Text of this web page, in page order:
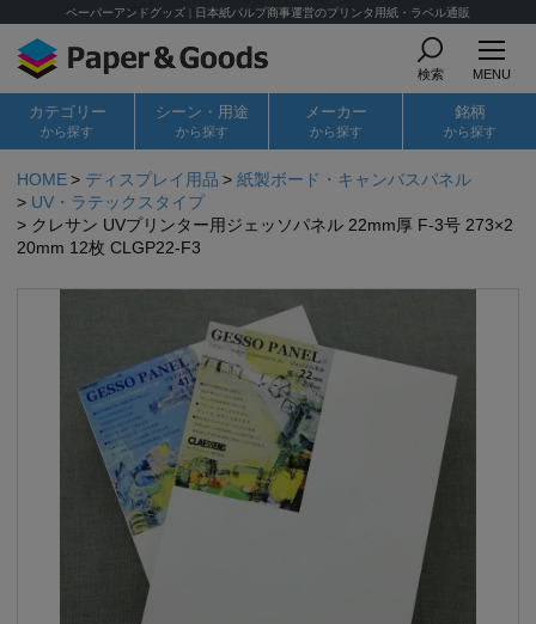
ペーパーアンドグッズ | 日本紙パルプ商事運営のプリンタ用紙・ラベル通販
検索 MENU
カテゴリー
から探す
シーン・用途
から探す
メーカー
から探す
銘柄
から探す
HOME ディスプレイ用品
紙製ボード・キャンバスパネル
UV・ラテックスタイプ
クレサン UVプリンター用ジェッソパネル 22mm厚 F-3号 273×2
20mm 12枚 CLGP22-F3